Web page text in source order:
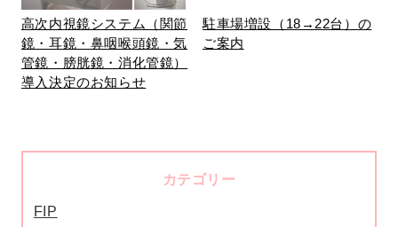
高次内視鏡システム（関節
鏡・耳鏡・鼻咽喉頭鏡・気
管鏡・膀胱鏡・消化管鏡）
導入決定のお知らせ
駐車場増設（18→22台）の
ご案内
カテゴリー
FIP